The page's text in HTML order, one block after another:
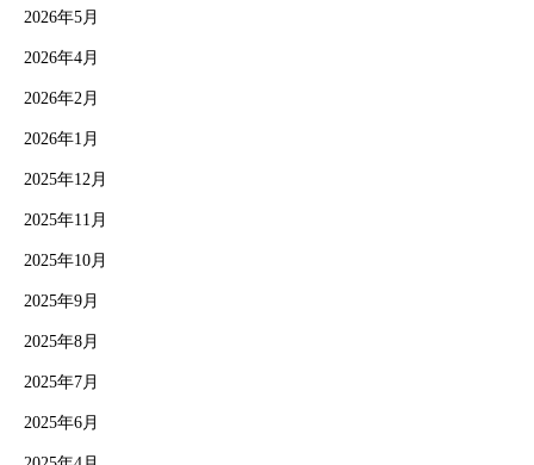
2026年5月
2026年4月
2026年2月
2026年1月
2025年12月
2025年11月
2025年10月
2025年9月
2025年8月
2025年7月
2025年6月